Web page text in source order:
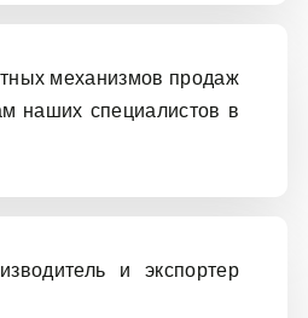
механизмов продаж
наших специалистов в
и экспортер